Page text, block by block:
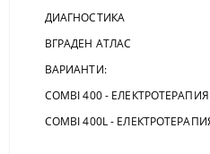
ДИАГНОСТИКА
ВГРАДЕН АТЛАС
ВАРИАНТИ:
COMBI 400 -
COMBI 400L -